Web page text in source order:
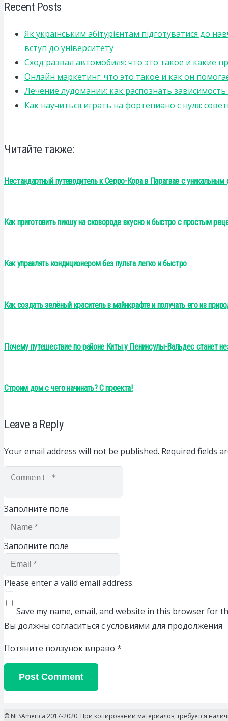
Recent Posts
Як українським абітурієнтам підготуватися до
вступ до університету
Сход развал автомобиля: что это такое и какие
Онлайн маркетинг: что это такое и как он
Лечение лудомании: как распознать
Как научиться играть на фортепиано с нуля:
Читайте также:
Нестандартный путеводитель к Серро-Кора в Парагвае с
Как приготовить пикшу на сковороде вкусно и быстро с простым
Как управлять кондиционером без пульта легко и быстро
Как создать зелёный краситель в майнкрафте и получать его из
Почему путешествие по районе Киты у Пенинсулы-Вальдес станет
Строим дом с чего начинать? С проекта!
Leave a Reply
Your email address will not be published. Required fields
Заполните поле
Заполните поле
Please enter a valid email address.
Save my name, email, and website in this browser for
Вы должны согласиться с условиями для продолжения
Потяните ползунок вправо *
Post Comment
© NLSAmerica 2017-2020. При копировании материалов, требуется